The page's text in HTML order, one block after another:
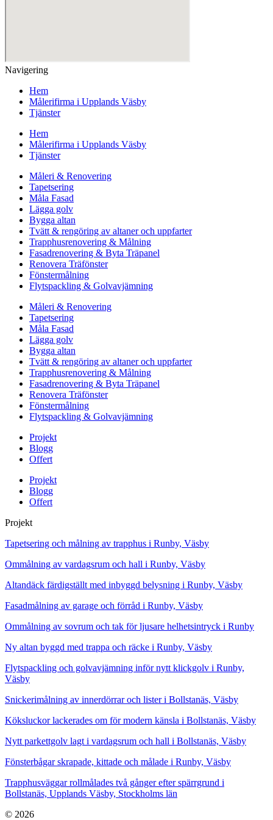
Navigering
Hem
Målerifirma i Upplands Väsby
Tjänster
Hem
Målerifirma i Upplands Väsby
Tjänster
Måleri & Renovering
Tapetsering
Måla Fasad
Lägga golv
Bygga altan
Tvätt & rengöring av altaner och uppfarter
Trapphusrenovering & Målning
Fasadrenovering & Byta Träpanel
Renovera Träfönster
Fönstermålning
Flytspackling & Golvavjämning
Måleri & Renovering
Tapetsering
Måla Fasad
Lägga golv
Bygga altan
Tvätt & rengöring av altaner och uppfarter
Trapphusrenovering & Målning
Fasadrenovering & Byta Träpanel
Renovera Träfönster
Fönstermålning
Flytspackling & Golvavjämning
Projekt
Blogg
Offert
Projekt
Blogg
Offert
Projekt
Tapetsering och målning av trapphus i Runby, Väsby
Ommålning av vardagsrum och hall i Runby, Väsby
Altandäck färdigställt med inbyggd belysning i Runby, Väsby
Fasadmålning av garage och förråd i Runby, Väsby
Ommålning av sovrum och tak för ljusare helhetsintryck i Runby
Ny altan byggd med trappa och räcke i Runby, Väsby
Flytspackling och golvavjämning inför nytt klickgolv i Runby,
Väsby
Snickerimålning av innerdörrar och lister i Bollstanäs, Väsby
Köksluckor lackerades om för modern känsla i Bollstanäs, Väsby
Nytt parkettgolv lagt i vardagsrum och hall i Bollstanäs, Väsby
Fönsterbågar skrapade, kittade och målade i Runby, Väsby
Trapphusväggar rollmålades två gånger efter spärrgrund i
Bollstanäs, Upplands Väsby, Stockholms län
© 2026